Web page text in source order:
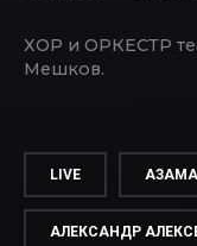
ХОР и ОРКЕСТР
Мешков.
LIVE
АЛЕКСАНДР